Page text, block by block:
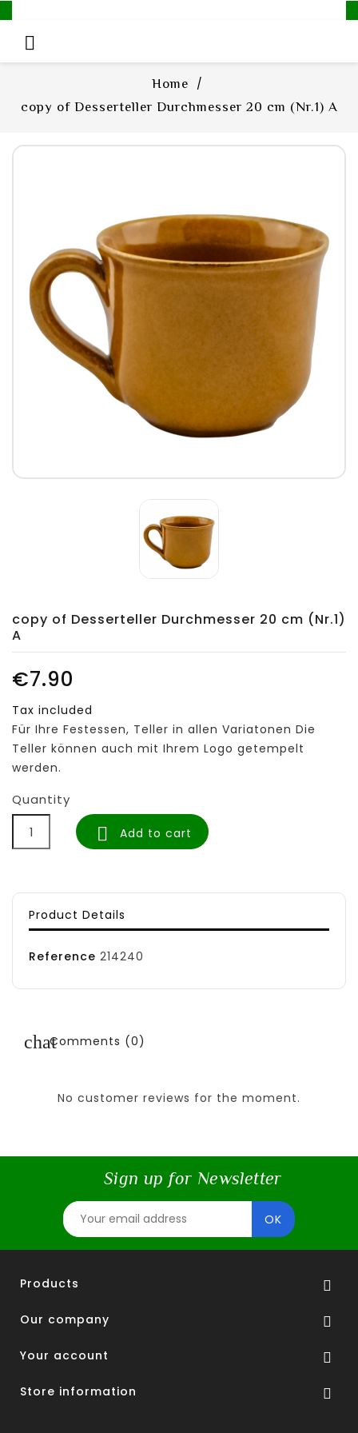

Home
copy of Desserteller Durchmesser 20 cm (Nr.1) A
copy of Desserteller Durchmesser 20 cm (Nr.1)
A
€7.90
Tax included
Für Ihre Festessen, Teller in allen Variatonen Die
Teller können auch mit Ihrem Logo getempelt
werden.
Quantity
 Add to cart
Product Details
Reference 214240
Comments (0)
No customer reviews for the moment.
Sign up for Newsletter
Products 
Our company 
Your account 
Store information 